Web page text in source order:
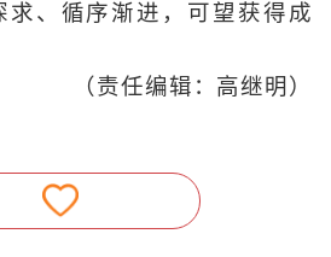
求、循序渐进，可望获得成
（责任编辑：高继明）